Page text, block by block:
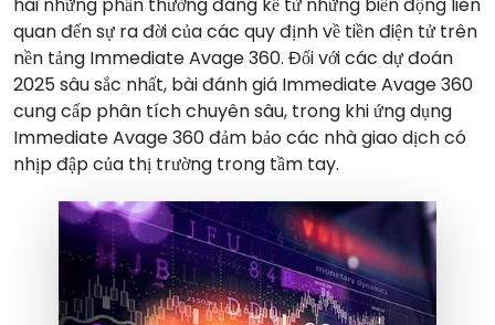
hái những phần thưởng đáng kể từ những biến động liên
quan đến sự ra đời của các quy định về tiền điện tử trên
nền tảng Immediate Avage 360. Đối với các dự đoán
2025 sâu sắc nhất, bài đánh giá Immediate Avage 360
cung cấp phân tích chuyên sâu, trong khi ứng dụng
Immediate Avage 360 đảm bảo các nhà giao dịch có
nhịp đập của thị trường trong tầm tay.